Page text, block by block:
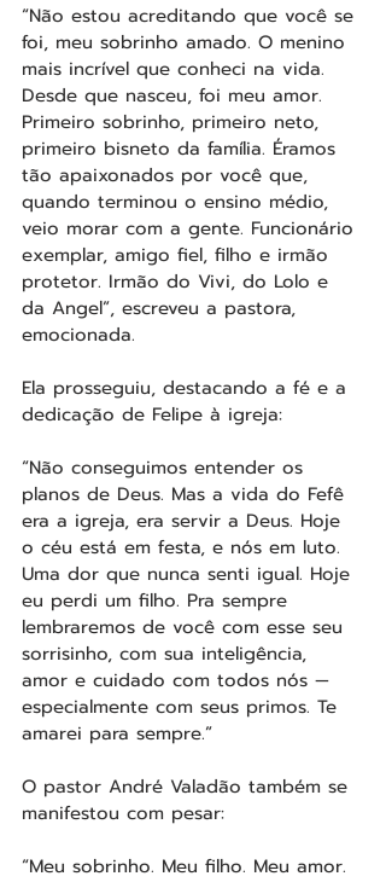
“Não estou acreditando que você se
foi, meu sobrinho amado. O menino
mais incrível que conheci na vida.
Desde que nasceu, foi meu amor.
Primeiro sobrinho, primeiro neto,
primeiro bisneto da família. Éramos
tão apaixonados por você que,
quando terminou o ensino médio,
veio morar com a gente. Funcionário
exemplar, amigo fiel, filho e irmão
protetor. Irmão do Vivi, do Lolo e
da Angel”, escreveu a pastora,
emocionada.
Ela prosseguiu, destacando a fé e a
dedicação de Felipe à igreja:
“Não conseguimos entender os
planos de Deus. Mas a vida do Fefê
era a igreja, era servir a Deus. Hoje
o céu está em festa, e nós em luto.
Uma dor que nunca senti igual. Hoje
eu perdi um filho. Pra sempre
lembraremos de você com esse seu
sorrisinho, com sua inteligência,
amor e cuidado com todos nós —
especialmente com seus primos. Te
amarei para sempre.”
O pastor André Valadão também se
manifestou com pesar:
“Meu sobrinho. Meu filho. Meu amor.